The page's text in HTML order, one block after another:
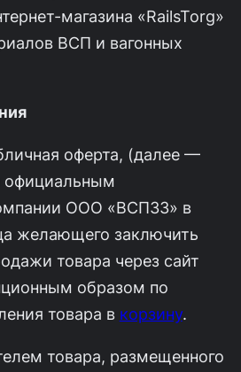
магазина «RailsTorg»
ВСП и вагонных
оферта, (далее —
официальным
ООО «ВСП33» в
желающего заключить
товара через сайт
образом по
товара в корзину.
товара, размещенного